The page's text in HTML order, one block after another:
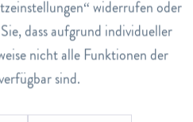
Kinder unerreichbar
einnehmen. Empfohlene
widerrufen oder
dass aufgrund individueller
nicht alle Funktionen der
sind.